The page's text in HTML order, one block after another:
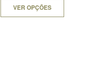
VER OPÇÕES